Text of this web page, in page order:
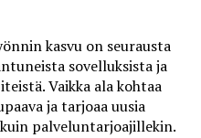
kasvu on seurausta
sovelluksista ja
Vaikka ala kohtaa
ja tarjoaa uusia
palveluntarjoajillekin.